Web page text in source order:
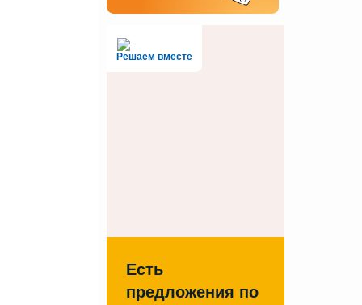
Решаем вместе
Есть
предложения по